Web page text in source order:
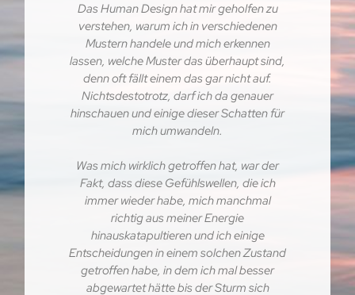
Das Human Design hat mir geholfen zu
verstehen, warum ich in verschiedenen
Mustern handele und mich erkennen
lassen, welche Muster das überhaupt sind,
denn oft fällt einem das gar nicht auf.
Nichtsdestotrotz, darf ich da genauer
hinschauen und einige dieser Schatten für
mich umwandeln.
Was mich wirklich getroffen hat, war der
Fakt, dass diese Gefühlswellen, die ich
immer wieder habe, mich manchmal
richtig aus meiner Energie
hinauskatapultieren und ich einige
Entscheidungen in einem solchen Zustand
getroffen habe, in dem ich mal besser
abgewartet hätte bis der Sturm sich
es
als
Und